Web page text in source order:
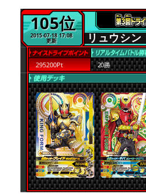
105位
2015-07-18 17:08
更新 リュウシン
295200Pt 20勝